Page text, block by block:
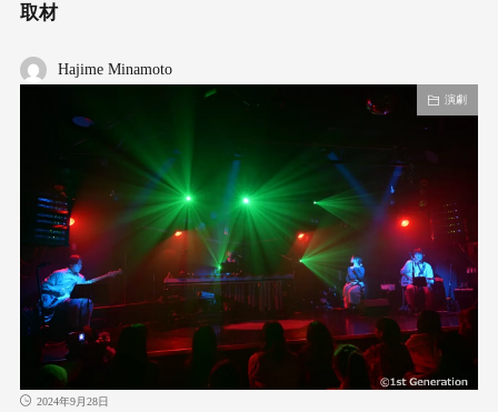
取材
Hajime Minamoto
演劇
2024年9月28日